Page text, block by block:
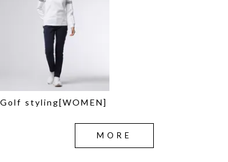
Golf styling[WOMEN]
MORE